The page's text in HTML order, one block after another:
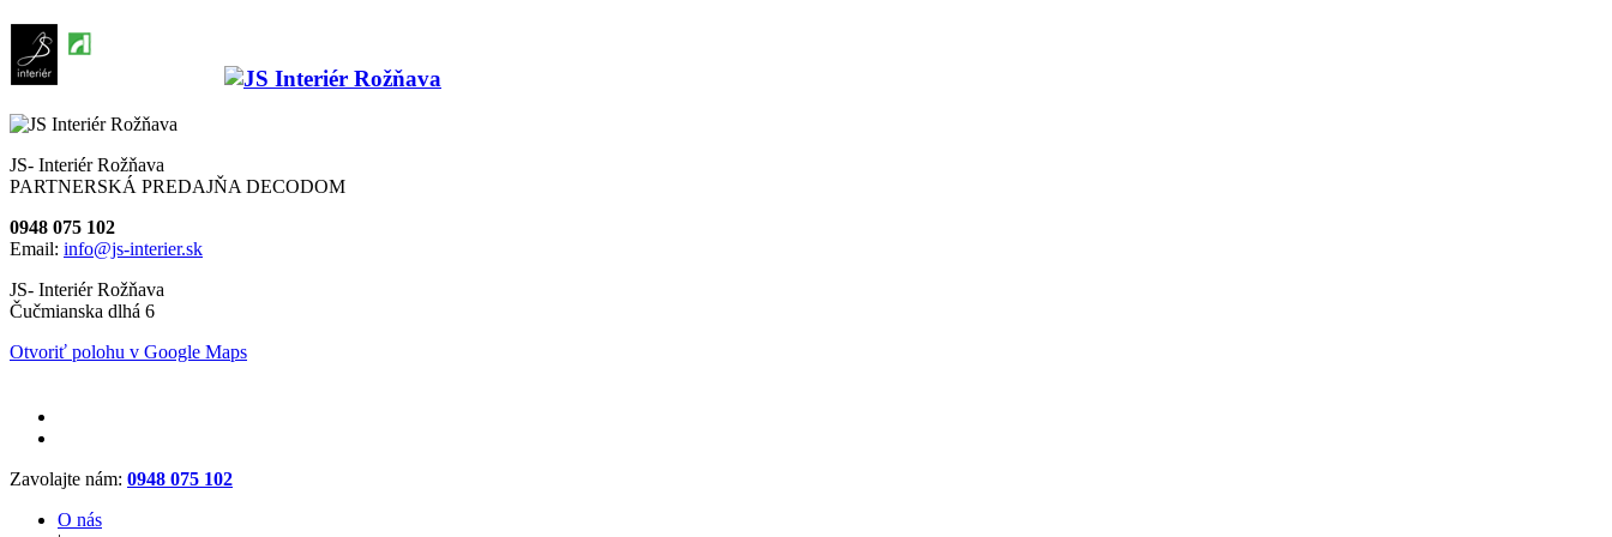
JS- Interiér Rožňava
PARTNERSKÁ PREDAJŇA DECODOM
0948 075 102
Email: info@js-interier.sk
JS- Interiér Rožňava
Čučmianska dlhá 6
Otvoriť polohu v Google Maps
Zavolajte nám: 0948 075 102
O nás